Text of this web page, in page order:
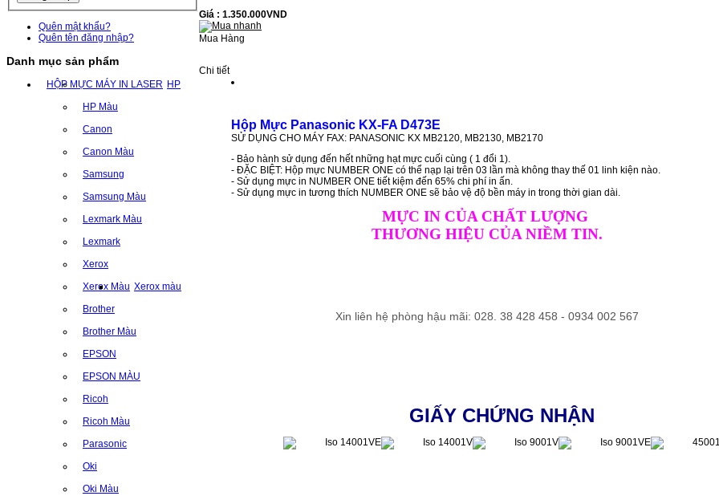
Quên mật khẩu?
Quên tên đăng nhập?
Danh mục sản phẩm
HỘP MỰC MÁY IN LASER HP
HP Màu
Canon
Canon Màu
Samsung
Samsung Màu
Lexmark Màu
Lexmark
Xerox
Xerox Màu Xerox màu
Brother
Brother Màu
EPSON
EPSON MÀU
Ricoh
Ricoh Màu
Parasonic
Oki
Oki Màu
Giá : 1.350.000VND
Mua Hàng
Chi tiết
Hộp Mực Panasonic KX-FA D473E
SỬ DỤNG CHO MÁY FAX: PANASONIC KX MB2120, MB2130, MB2170
- Bảo hành sử dụng đến hết những hạt mực cuối cùng ( 1 đổi 1).
- ĐẶC BIỆT: Hộp mực NUMBER ONE có thể nạp lại trên 03 lần mà không thay thế 01 linh kiện nào.
- Sử dụng mực in NUMBER ONE tiết kiệm đến 65% chi phí in ấn.
- Sử dụng mực in tương thích NUMBER ONE sẽ bảo vệ độ bền máy in trong thời gian dài.
MỰC IN CỦA CHẤT LƯỢNG
THƯƠNG HIỆU CỦA NIỀM TIN.
Xin liên hệ phòng hậu mãi: 028. 38 428 458 - 0934 002 567
GIẤY CHỨNG NHẬN